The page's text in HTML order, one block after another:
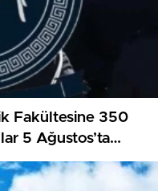
Fakültesine 350
5 Ağustos’ta